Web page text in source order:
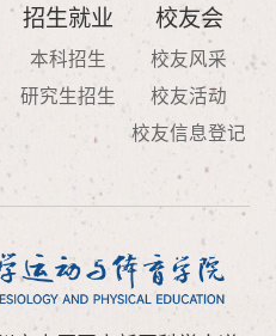
招生就业
本科招生
研究生招生
校友会
校友风采
校友活动
校友信息登记